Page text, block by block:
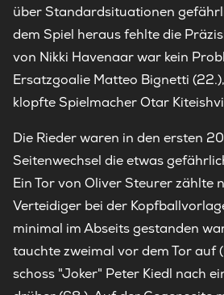
über Standardsituationen
dem Spiel heraus fehlte die
von Nikki Havenaar war kein
Ersatzgoalie Matteo Bignetti
klopfte Spielmacher Otar
Die Rieder waren in den ersten
Seitenwechsel die etwas
Ein Tor von Oliver Steurer zählte
Verteidiger bei der
minimal im Abseits gestanden
tauchte zweimal vor dem Tor auf
schoss "Joker" Peter Kiedl nach